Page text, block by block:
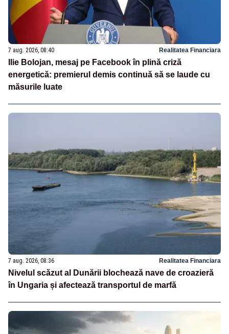
7 aug. 2026, 08:40 Realitatea Financiara
Ilie Bolojan, mesaj pe Facebook în plină criză
energetică: premierul demis continuă să se laude cu
măsurile luate
7 aug. 2026, 08:36 Realitatea Financiara
Nivelul scăzut al Dunării blochează nave de croazieră
în Ungaria și afectează transportul de marfă